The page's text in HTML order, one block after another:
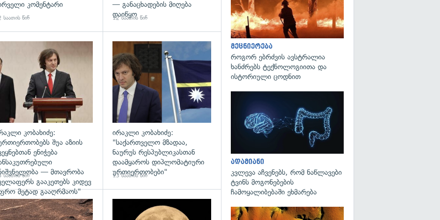
კომენტარი
საათის წინ
— განაცხადების მიღება
დაიწყო
12 საათის წინ
გადახედვა
კობახიძე:
შუა აზიის
ენიჭება
— მთავრობა
გააკეთებს კიდევ
მეტად გააღრმაოს"
საათის წინ
ირაკლი კობახიძე:
"საქართველო მზადაა,
ნაურუს რესპუბლიკასთან
დაამყაროს დიპლომატიური
ურთიერთობები"
13 საათის წინ
გადახედვა
მეცნიერება
როგორ ებრძვის ავსტრალია
ხანძრებს ტექნოლოგიითა და
ისტორიული ცოდნით
ადამიანი
კვლევა აჩვენებს, რომ ნაწლავები
ტვინს მოგონებების
ჩამოყალიბებაში ეხმარება